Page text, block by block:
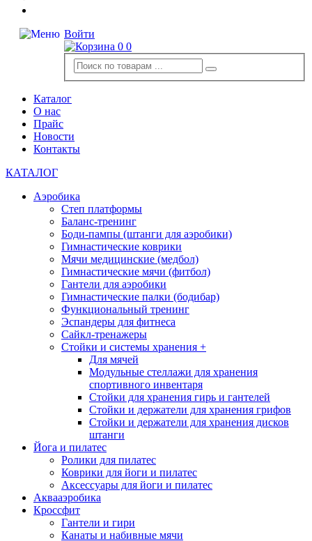
Войти
0 0
Каталог
О нас
Прайс
Новости
Контакты
КАТАЛОГ
Аэробика
Степ платформы
Баланс-тренинг
Боди-пампы (штанги для аэробики)
Гимнастические коврики
Мячи медицинские (медбол)
Гимнастические мячи (фитбол)
Гантели для аэробики
Гимнастические палки (бодибар)
Функциональный тренинг
Эспандеры для фитнеса
Сайкл-тренажеры
Стойки и системы хранения +
Для мячей
Модульные стеллажи для хранения
спортивного инвентаря
Стойки для хранения гирь и гантелей
Стойки и держатели для хранения грифов
Стойки и держатели для хранения дисков
штанги
Йога и пилатес
Ролики для пилатес
Коврики для йоги и пилатес
Аксессуары для йоги и пилатес
Аквааэробика
Кроссфит
Гантели и гири
Канаты и набивные мячи